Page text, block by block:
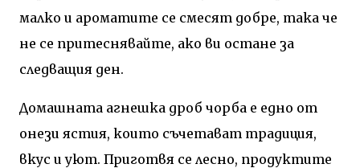
малко и ароматите се смесят добре, така че
не се притеснявайте, ако ви остане за
следващия ден.
Домашната агнешка дроб чорба е едно от
онези ястия, които съчетават традиция,
вкус и уют. Приготвя се лесно, продуктите